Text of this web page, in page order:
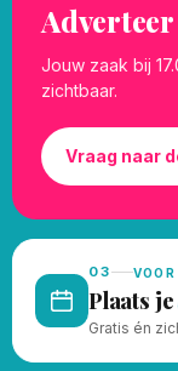
Adverteer
Jouw zaak bij
zichtbaar.
Vraag naar
03
Plaats je
Gratis én